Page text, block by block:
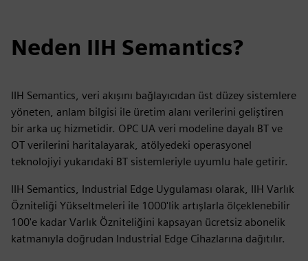
Neden IIH Semantics?
IIH Semantics, veri akışını bağlayıcıdan üst düzey sistemlere
yöneten, anlam bilgisi ile üretim alanı verilerini geliştiren
bir arka uç hizmetidir. OPC UA veri modeline dayalı BT ve
OT verilerini haritalayarak, atölyedeki operasyonel
teknolojiyi yukarıdaki BT sistemleriyle uyumlu hale getirir.
IIH Semantics, Industrial Edge Uygulaması olarak, IIH Varlık
Özniteliği Yükseltmeleri ile 1000'lik artışlarla ölçeklenebilir
100'e kadar Varlık Özniteliğini kapsayan ücretsiz abonelik
katmanıyla doğrudan Industrial Edge Cihazlarına dağıtılır.